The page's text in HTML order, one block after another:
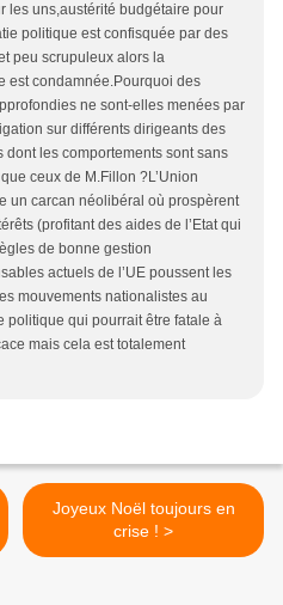
les uns,austérité budgétaire pour
politique est confisquée par des
peu scrupuleux alors la
est condamnée.Pourquoi des
ne sont-elles menées par
sur différents dirigeants des
les comportements sont sans
ceux de M.Fillon ?L’Union
un carcan néolibéral où prospèrent
(profitant des aides de l’Etat qui
de bonne gestion
actuels de l’UE poussent les
mouvements nationalistes au
politique qui pourrait être fatale à
mais cela est totalement
Joyeux Noël toujours en
crise ! >